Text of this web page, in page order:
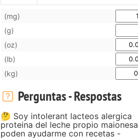
(mg)
(g)
(oz)
(lb)
(kg)
Perguntas - Respostas
🤔 Soy intolerant lacteos alergica
proteina del leche propio maionesa
poden ayudarme con recetas -